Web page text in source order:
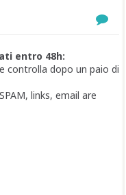
entro 48h:
controlla dopo un paio di
links, email are